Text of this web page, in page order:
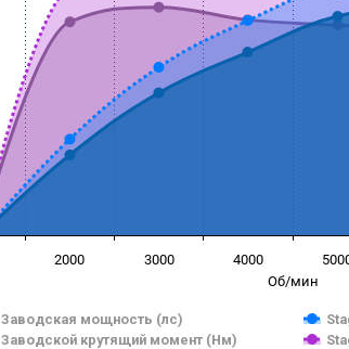
Об/мин
Заводская мощность (лс)
Заводской крутящий момент (Нм)
2000 3000 4000